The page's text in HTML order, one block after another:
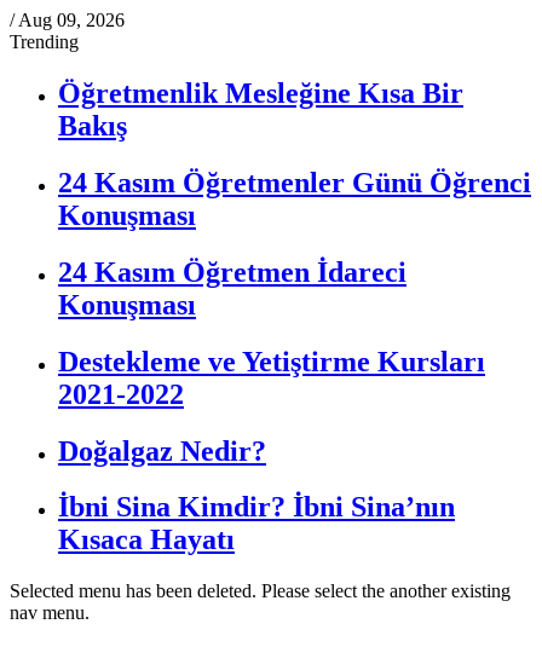
/ Aug 09, 2026
Trending
Öğretmenlik Mesleğine Kısa Bir
Bakış
24 Kasım Öğretmenler Günü Öğrenci
Konuşması
24 Kasım Öğretmen İdareci
Konuşması
Destekleme ve Yetiştirme Kursları
2021-2022
Doğalgaz Nedir?
İbni Sina Kimdir? İbni Sina’nın
Kısaca Hayatı
Selected menu has been deleted. Please select the another existing
nav menu.